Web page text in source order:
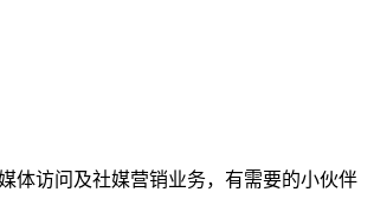
体访问及社媒营销业务，有需要的小伙伴